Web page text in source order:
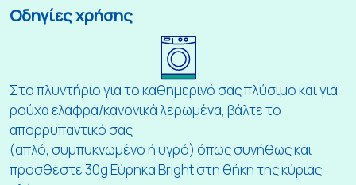
Οδηγίες χρήσης
Στο πλυντήριο για το καθημερινό σας πλύσιμο και για
ρούχα ελαφρά/κανονικά λερωμένα, βάλτε το
απορρυπαντικό σας
(απλό, συμπυκνωμένο ή υγρό) όπως συνήθως και
προσθέστε 30g Εύρηκα Bright στη θήκη της κύριας